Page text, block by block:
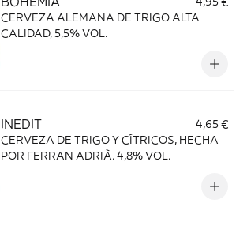
CERVEZA ALEMANA DE TRIGO ALTA
CALIDAD, 5,5% VOL.
INEDIT
4,65 €
CERVEZA DE TRIGO Y CÍTRICOS, HECHA
POR FERRAN ADRIÀ. 4,8% VOL.